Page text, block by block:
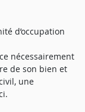
d’occupation
nécessairement
de son bien et
une